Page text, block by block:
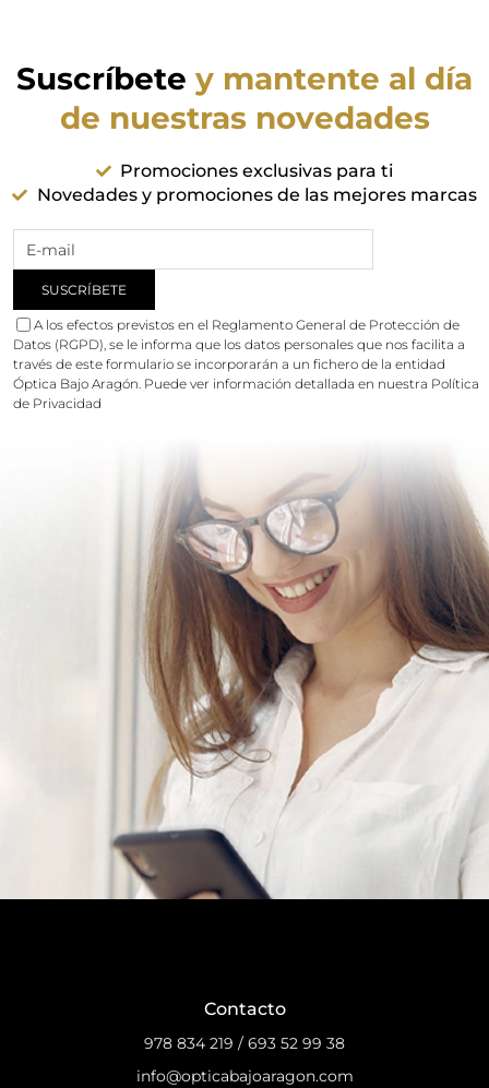
Suscríbete y mantente al día
de nuestras novedades
Promociones exclusivas para ti
Novedades y promociones de las mejores marcas
A los efectos previstos en el Reglamento General de Protección de
Datos (RGPD), se le informa que los datos personales que nos facilita a
través de este formulario se incorporarán a un fichero de la entidad
Óptica Bajo Aragón. Puede ver información detallada en nuestra Política
de Privacidad
Contacto
978 834 219 / 693 52 99 38
info@opticabajoaragon.com